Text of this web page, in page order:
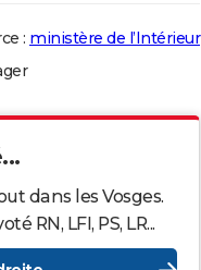
: ministère de l’Intérieur
dans les Vosges.
RN, LFI, PS, LR...